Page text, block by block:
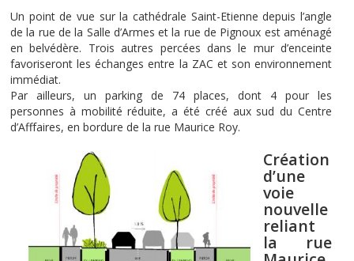
Un point de vue sur la cathédrale Saint-Etienne depuis l’angle
de la rue de la Salle d’Armes et la rue de Pignoux est aménagé
en belvédère. Trois autres percées dans le mur d’enceinte
favoriseront les échanges entre la ZAC et son environnement
immédiat.
Par ailleurs, un parking de 74 places, dont 4 pour les
personnes à mobilité réduite, a été créé aux sud du Centre
d’Afffaires, en bordure de la rue Maurice Roy.
Création
d’une
voie
nouvelle
reliant
la rue